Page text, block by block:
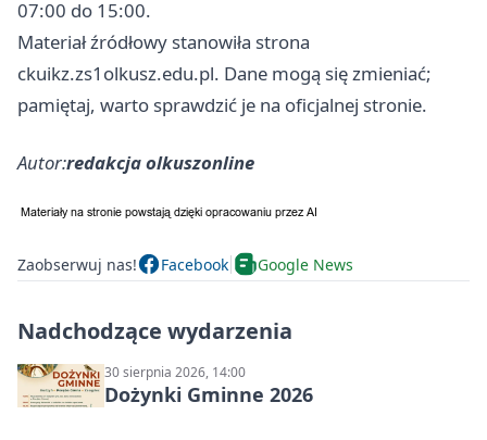
07:00 do 15:00.
Materiał źródłowy stanowiła strona
ckuikz.zs1olkusz.edu.pl. Dane mogą się zmieniać;
pamiętaj, warto sprawdzić je na oficjalnej stronie.
Autor:redakcja olkuszonline
Zaobserwuj nas! Facebook Google News
Nadchodzące wydarzenia
30 sierpnia 2026, 14:00
Dożynki Gminne 2026